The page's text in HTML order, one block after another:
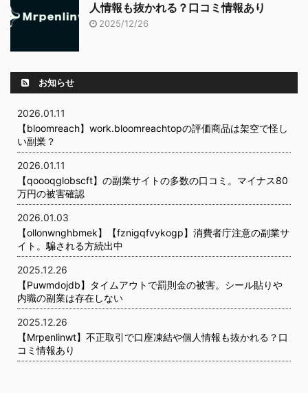
人情報も抜かれる？口コミ情報あり
2025/12/26
お知らせ
2026.01.11
【bloomreach】work.bloomreachtopの評価商品は架空で怪し
い副業？
2026.01.11
【qoooqglobscft】の副業サイトの多数の口コミ。マイナス80
万円の被害確認
2026.01.03
【ollonwnghbmek】【fznigqfvykogp】消費者庁注意の副業サ
イト。騙される方続出中
2025.12.26
【Puwmdojdb】タイムアウトで罰則金の被害。シール貼りや
内職の副業は存在しない
2025.12.26
【Mrpenlinwt】不正取引で口座凍結や個人情報も抜かれる？口
コミ情報あり